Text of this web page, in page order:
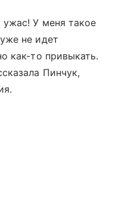
У меня такое
не идет
как-то привыкать.
Пинчук,